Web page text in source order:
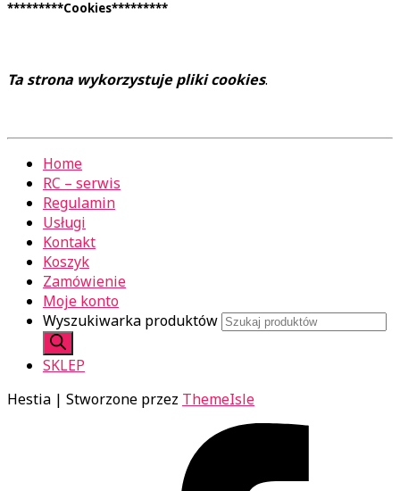
*********Cookies*********
Ta strona wykorzystuje pliki cookies.
Home
RC – serwis
Regulamin
Usługi
Kontakt
Koszyk
Zamówienie
Moje konto
Wyszukiwarka produktów
SKLEP
Hestia | Stworzone przez ThemeIsle